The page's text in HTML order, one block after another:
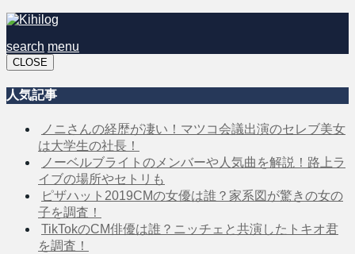
search menu
CLOSE
人気記事
ノニさんの経歴が凄い！マツコ会議出演のセレブ美女
は大学生の社長！
ノーベルブライトのメンバーや人気曲を解説！路上ラ
イブの場所やセトリも
ピザハット2019CMの女優は誰？家系図が驚きの女の
子を調査！
TikTokのCM俳優は誰？ニッチェと共演したトキオ君
を調査！